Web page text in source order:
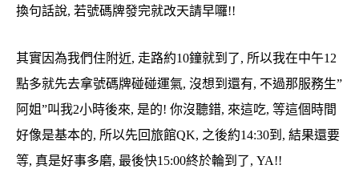
換句話說, 若號碼牌發完就改天請早囉!!
其實因為我們住附近, 走路約10鐘就到了, 所以我在中午12
點多就先去拿號碼牌碰碰運氣, 沒想到還有, 不過那服務生”
阿姐”叫我2小時後來, 是的! 你沒聽錯, 來這吃, 等這個時間
好像是基本的, 所以先回旅館QK, 之後約14:30到, 結果還要
等, 真是好事多磨, 最後快15:00終於輪到了, YA!!